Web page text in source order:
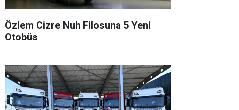
Özlem Cizre Nuh Filosuna 5 Yeni
Otobüs